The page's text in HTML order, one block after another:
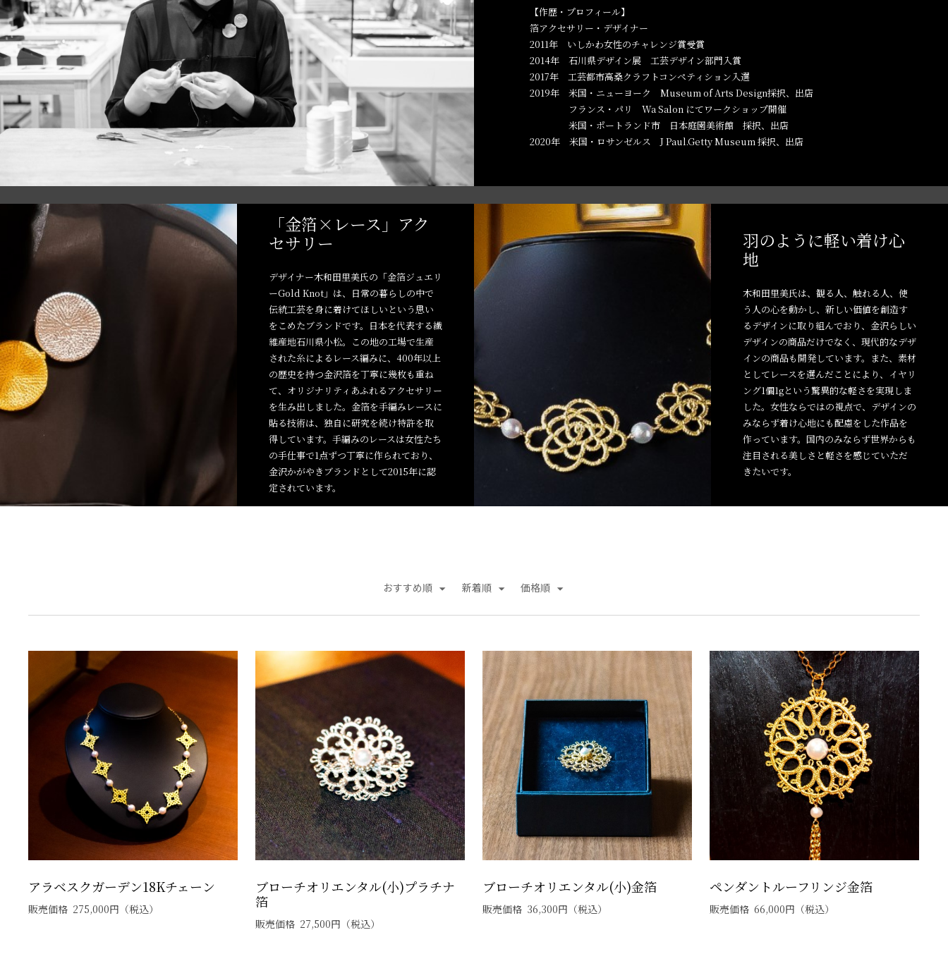
【作歴・プロフィール】
箔アクセサリー・デザイナー
2011年 いしかわ女性のチャレンジ賞受賞
2014年 石川県デザイン展 工芸デザイン部門入賞
2017年 工芸都市高桑クラフトコンペティション入選
2019年 米国・ニューヨーク Museum of Arts Design採択、出店
フランス・パリ Wa Salon にてワークショップ開催
米国・ポートランド市 日本庭園美術館 採択、出店
2020年 米国・ロサンゼルス J Paul.Getty Museum 採択、出店
「金箔×レース」アク
セサリー
デザイナー木和田里美氏の「金箔ジュエリ
ーGold Knot」は、日常の暮らしの中で
伝統工芸を身に着けてほしいという思い
をこめたブランドです。日本を代表する繊
維産地石川県小松。この地の工場で生産
された糸によるレース編みに、400年以上
の歴史を持つ金沢箔を丁寧に幾枚も重ね
て、オリジナリティあふれるアクセサリー
を生み出しました。金箔を手編みレースに
貼る技術は、独自に研究を続け特許を取
得しています。手編みのレースは女性たち
の手仕事で1点ずつ丁寧に作られており、
金沢かがやきブランドとして2015年に認
定されています。
羽のように軽い着け心
地
木和田里美氏は、観る人、触れる人、使
う人の心を動かし、新しい価値を創造す
るデザインに取り組んでおり、金沢らしい
デザインの商品だけでなく、現代的なデザ
インの商品も開発しています。また、素材
としてレースを選んだことにより、イヤリ
ング1個1gという驚異的な軽さを実現しま
した。女性ならではの視点で、デザインの
みならず着け心地にも配慮をした作品を
作っています。国内のみならず世界からも
注目される美しさと軽さを感じていただ
きたいです。
おすすめ順 新着順 価格順
アラベスクガーデン18Kチェーン
販売価格 275,000円 （税込）
ブローチオリエンタル(小)プラチナ
箔
販売価格 27,500円 （税込）
ブローチオリエンタル(小)金箔
販売価格 36,300円 （税込）
ペンダントルーフリンジ金箔
販売価格 66,000円 （税込）